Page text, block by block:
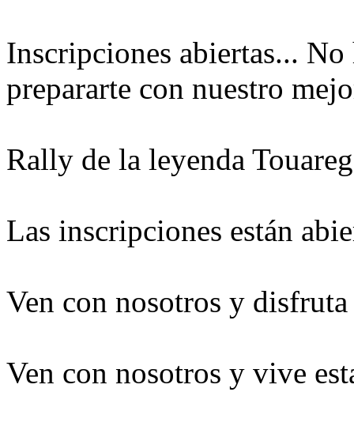
Inscripciones abiertas...
prepararte con nuestro
Rally de la leyenda
Las inscripciones están
Ven con nosotros y
Ven con nosotros y vive